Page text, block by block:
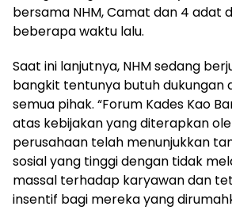
bersama NHM, Camat dan 4 adat
beberapa waktu lalu.
Saat ini lanjutnya, NHM sedang
bangkit tentunya butuh dukungan
semua pihak. “Forum Kades Kao
atas kebijakan yang diterapkan
perusahaan telah menunjukkan
sosial yang tinggi dengan tidak
massal terhadap karyawan dan
insentif bagi mereka yang